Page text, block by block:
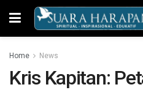
Home News
Kris Kapitan: